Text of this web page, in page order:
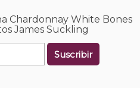
Chardonnay White Bones
James Suckling
Suscribir